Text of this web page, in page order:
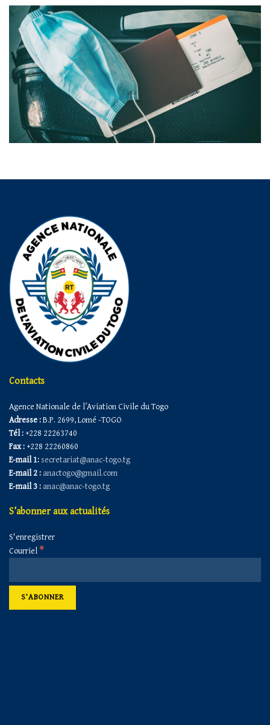
Contacts
Agence Nationale de l’Aviation Civile du Togo
Adresse :B.P. 2699, Lomé -TOGO
Tél : +228 22263740
Fax : +228 22260860
E-mail 1: secretariat@anac-togo.tg
E-mail 2 : anactogo@gmail.com
E-mail 3 : anac@anac-togo.tg
S’abonner aux actualités
S'enregistrer
Courriel*